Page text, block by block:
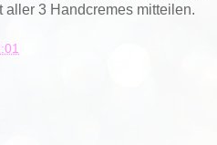
3 Handcremes mitteilen.